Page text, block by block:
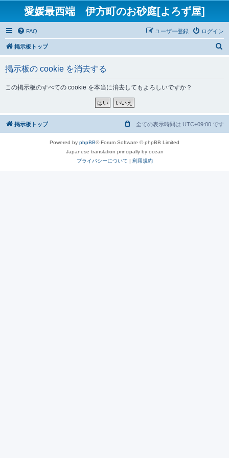
愛媛最西端 伊方町のお砂庭[よろず屋]
FAQ ログイン
ユーザー登録
掲示板トップ
掲示板の cookie を消去する
この掲示板のすべての cookie を本当に消去してもよろしいですか？
掲示板トップ 全ての表示時間は UTC+09:00 です
Powered by phpBB® Forum Software © phpBB Limited
Japanese translation principally by ocean
プライバシーについて | 利用規約